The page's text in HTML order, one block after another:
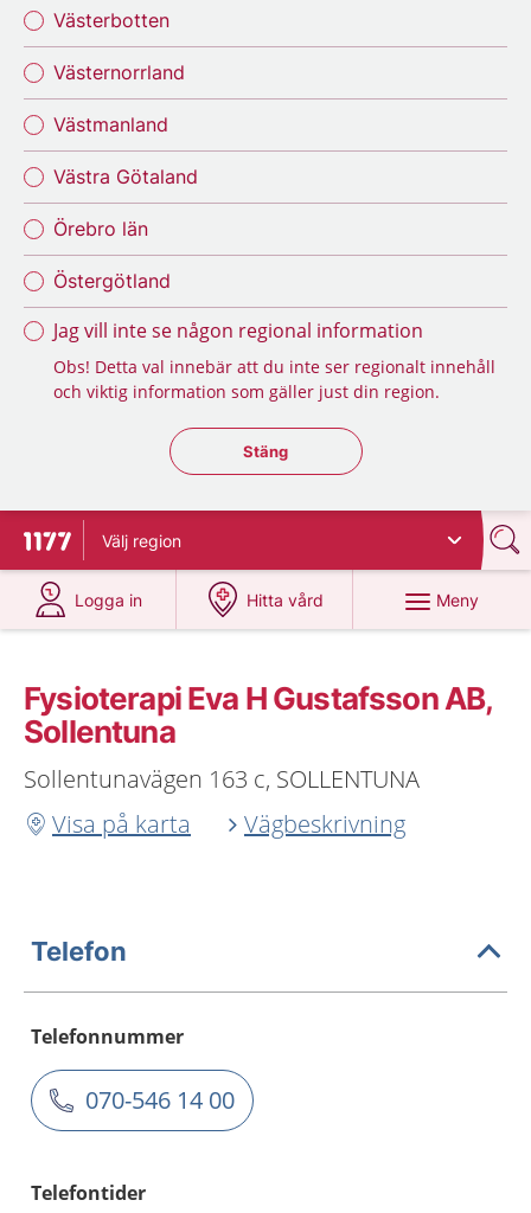
Västerbotten
Västernorrland
Västmanland
Västra Götaland
Örebro län
Östergötland
Jag vill inte se någon regional information
Obs! Detta val innebär att du inte ser regionalt innehåll
och viktig information som gäller just din region.
Stäng regionsväljaren
Stäng
Till startsidan för 1177
Välj region
Logga in
på 1177.se
Hitta vård
på 1177.se
Meny
Fysioterapi Eva H Gustafsson AB,
Sollentuna
Sollentunavägen 163 c, SOLLENTUNA
Visa på karta
Vägbeskrivning
Telefon
Telefonnummer
070-546 14 00
Telefontider